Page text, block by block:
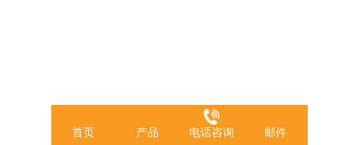
首页 产品 电话咨询 邮件